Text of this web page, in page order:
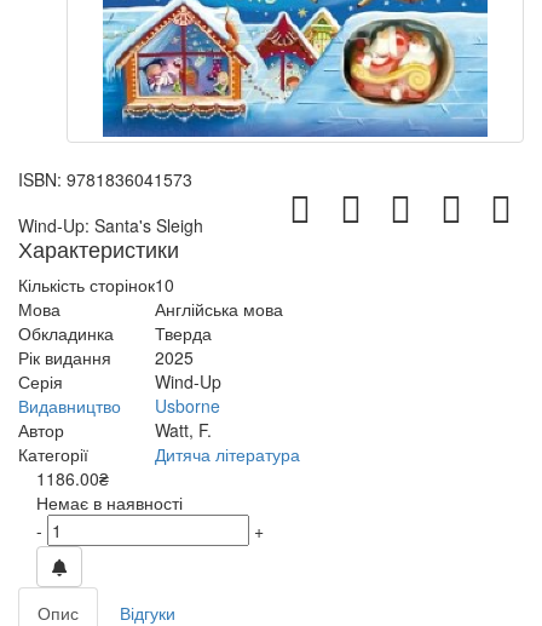
ISBN: 9781836041573
Wind-Up: Santa's Sleigh
Характеристики
Кількість сторінок10
Мова
Англійська мова
Обкладинка
Тверда
Рік видання
2025
Серія
Wind-Up
Видавництво
Usborne
Автор
Watt, F.
Категорії
Дитяча література
1186.00₴
Немає в наявності
-
+
Опис
Відгуки